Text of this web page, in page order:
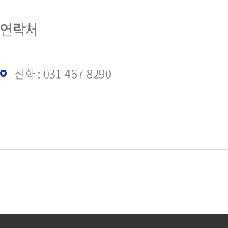
연락처
전화 : 031-467-8290